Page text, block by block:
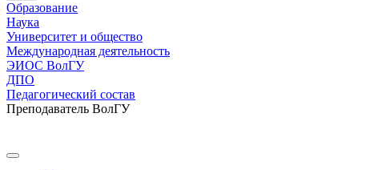
Образование
Наука
Университет и общество
Международная деятельность
ЭИОС ВолГУ
ДПО
Педагогический состав
Преподаватель ВолГУ